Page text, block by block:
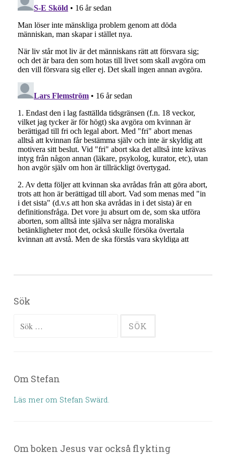
Sök
Sök efter:
Om Stefan
Läs mer om Stefan Swärd.
Om boken Jesus var också flykting